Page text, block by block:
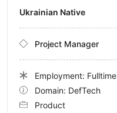
Ukrainian Native
Project Manager
Employment: Fulltime
Domain: DefTech
Product